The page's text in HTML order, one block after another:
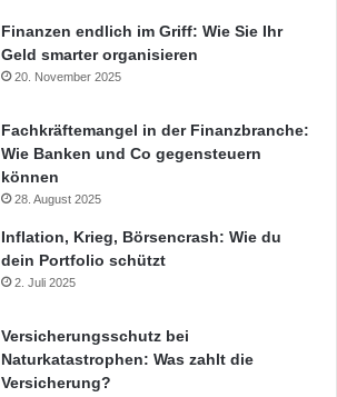
Finanzen endlich im Griff: Wie Sie Ihr
Geld smarter organisieren
20. November 2025
Fachkräftemangel in der Finanzbranche:
Wie Banken und Co gegensteuern
können
28. August 2025
Inflation, Krieg, Börsencrash: Wie du
dein Portfolio schützt
2. Juli 2025
Versicherungsschutz bei
Naturkatastrophen: Was zahlt die
Versicherung?